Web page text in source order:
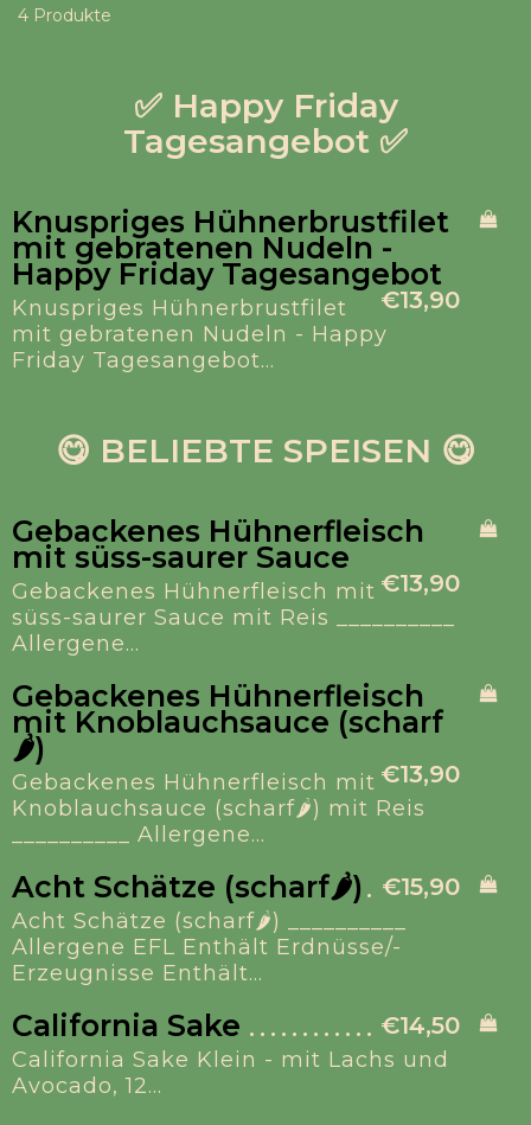
4 Produkte
✅ Happy Friday
Tagesangebot ✅
Knuspriges Hühnerbrustfilet
mit gebratenen Nudeln -
Happy Friday Tagesangebot
€13,90
Knuspriges Hühnerbrustfilet
mit gebratenen Nudeln - Happy
Friday Tagesangebot...
😋 BELIEBTE SPEISEN 😋
Gebackenes Hühnerfleisch
mit süss-saurer Sauce
€13,90
Gebackenes Hühnerfleisch mit
süss-saurer Sauce mit Reis __________
Allergene...
Gebackenes Hühnerfleisch
mit Knoblauchsauce (scharf
🌶️)
€13,90
Gebackenes Hühnerfleisch mit
Knoblauchsauce (scharf🌶️) mit Reis
__________ Allergene...
Acht Schätze (scharf🌶️) €15,90
Acht Schätze (scharf🌶️) __________
Allergene EFL Enthält Erdnüsse/-
Erzeugnisse Enthält...
California Sake €14,50
California Sake Klein - mit Lachs und
Avocado, 12...